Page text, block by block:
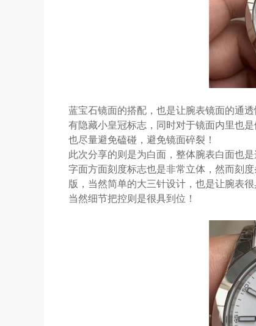
蓝宝石镜面的搭配，也是让腕表镜面的通
有隐藏小皇冠标志，同时对于镜面内里也
也尽量避免磕碰，避免镜面碎裂！
此次分享的则是为白面，整体腕表白面也
字面方面刻度标志也是非常立体，然而刻
版，当然简单的大三针设计，也是让腕表
当然细节把控则是很具到位！